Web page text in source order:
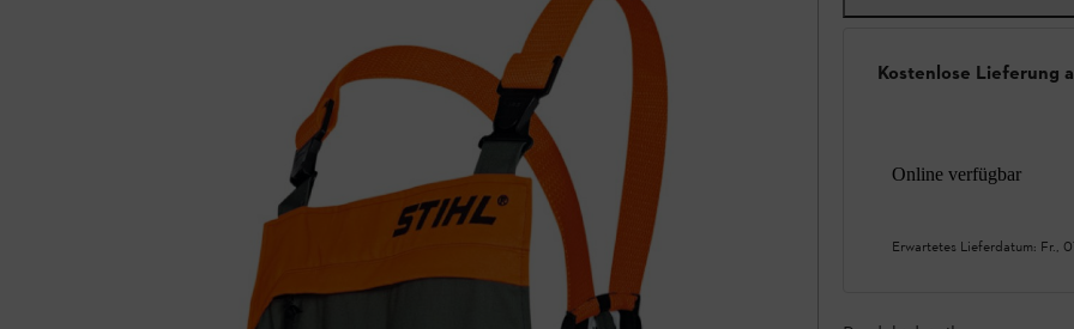
Kostenlose Lieferung
Online verfügbar
Erwartetes Lieferdatum: Fr.,